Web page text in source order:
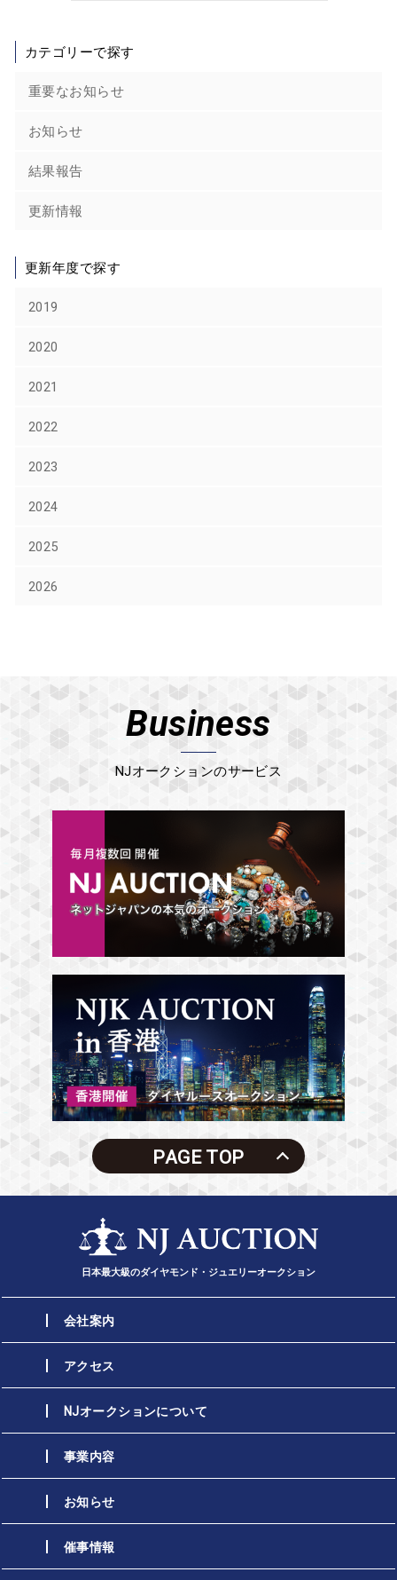
カテゴリーで探す
重要なお知らせ
お知らせ
結果報告
更新情報
更新年度で探す
2019
2020
2021
2022
2023
2024
2025
2026
Business
NJオークションのサービス
PAGE TOP
日本最大級のダイヤモンド・ジュエリーオークション
会社案内
アクセス
NJオークションについて
事業内容
お知らせ
催事情報